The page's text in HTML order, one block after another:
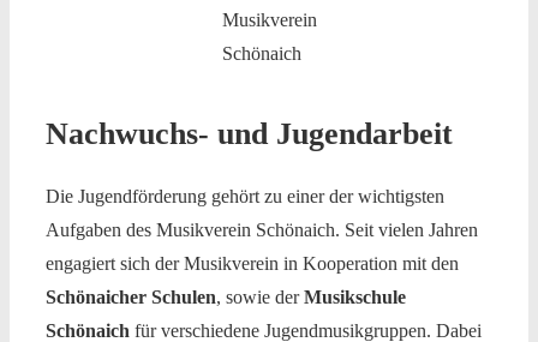
Musikverein
Schönaich
Nachwuchs- und Jugendarbeit
Die Jugendförderung gehört zu einer der wichtigsten
Aufgaben des Musikverein Schönaich. Seit vielen Jahren
engagiert sich der Musikverein in Kooperation mit den
Schönaicher Schulen, sowie derMusikschule
Schönaich für verschiedene Jugendmusikgruppen. Dabei